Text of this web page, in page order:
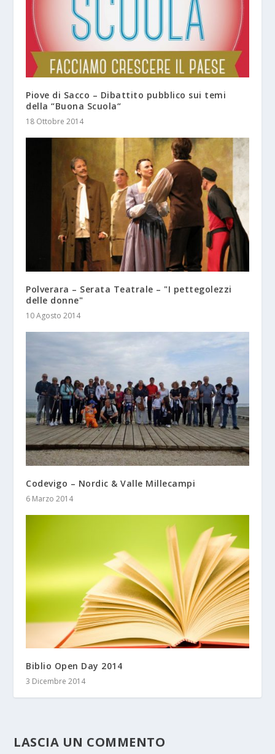
Piove di Sacco – Dibattito pubblico sui temi
della “Buona Scuola“
18 Ottobre 2014
Polverara – Serata Teatrale – "I pettegolezzi
delle donne"
10 Agosto 2014
Codevigo – Nordic & Valle Millecampi
6 Marzo 2014
Biblio Open Day 2014
3 Dicembre 2014
LASCIA UN COMMENTO